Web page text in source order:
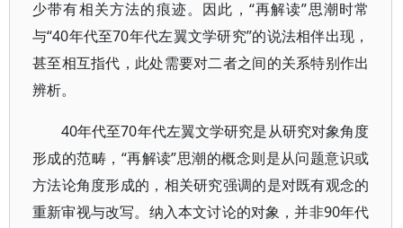
少带有相关方法的痕迹。因此，“再解读”思潮时常
与“40年代至70年代左翼文学研究”的说法相伴出现，
甚至相互指代，此处需要对二者之间的关系特别作出
辨析。
40年代至70年代左翼文学研究是从研究对象角度
形成的范畴，“再解读”思潮的概念则是从问题意识或
方法论角度形成的，相关研究强调的是对既有观念的
重新审视与改写。纳入本文讨论的对象，并非90年代